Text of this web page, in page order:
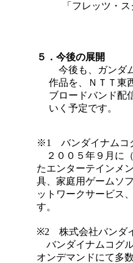
「フレッツ・
５．今後の展開
今後も、ガンダ
作品を、ＮＴＴ東
ブロードバンド配
いく予定です。
※1 バンダイナムコ
２００５年９月に
たエンターテインメ
具、家庭用ゲームソ
ットワークサービス
す。
※2 株式会社バンダ
バンダイナムコグ
オンデマンドにて多